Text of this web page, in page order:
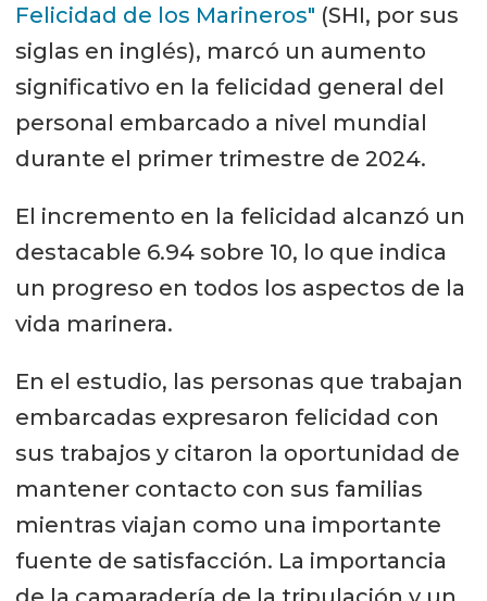
Felicidad de los Marineros" (SHI, por sus
siglas en inglés), marcó un aumento
significativo en la felicidad general del
personal embarcado a nivel mundial
durante el primer trimestre de 2024.
El incremento en la felicidad alcanzó un
destacable 6.94 sobre 10, lo que indica
un progreso en todos los aspectos de la
vida marinera.
En el estudio, las personas que trabajan
embarcadas expresaron felicidad con
sus trabajos y citaron la oportunidad de
mantener contacto con sus familias
mientras viajan como una importante
fuente de satisfacción. La importancia